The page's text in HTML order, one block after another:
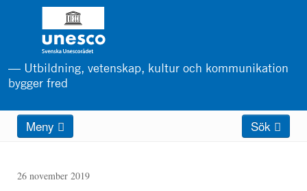
huvudinnehåll
— Utbildning, vetenskap, kultur och kommunikation
bygger fred
Main
menuMeny Sök
26 november 2019